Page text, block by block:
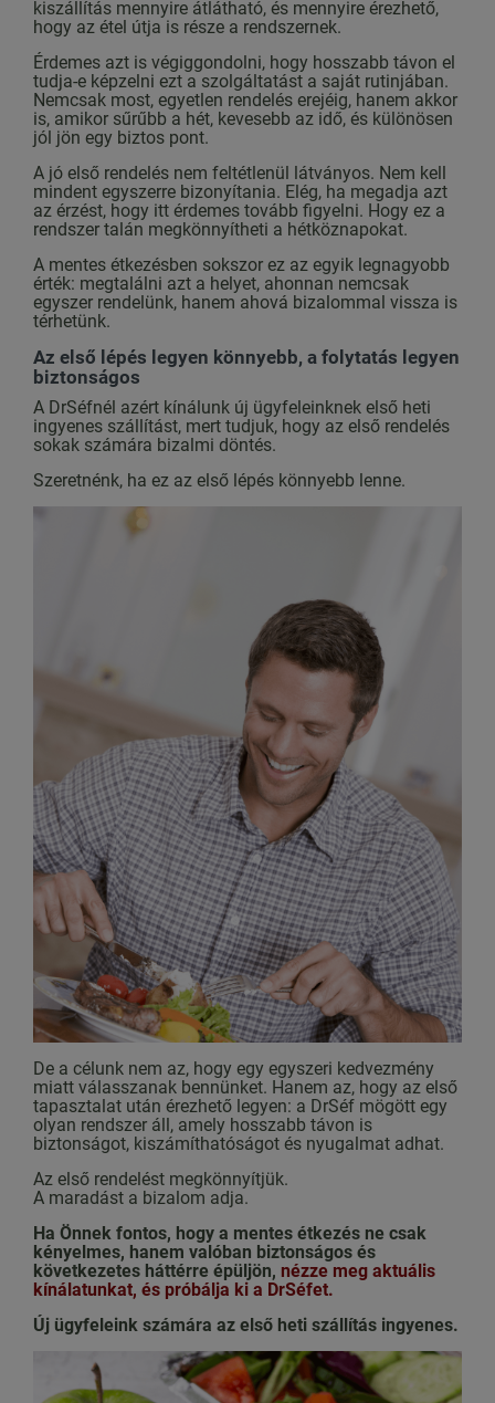
kiszállítás mennyire átlátható, és mennyire érezhető,
hogy az étel útja is része a rendszernek.
Érdemes azt is végiggondolni, hogy hosszabb távon el
tudja-e képzelni ezt a szolgáltatást a saját rutinjában.
Nemcsak most, egyetlen rendelés erejéig, hanem akkor
is, amikor sűrűbb a hét, kevesebb az idő, és különösen
jól jön egy biztos pont.
A jó első rendelés nem feltétlenül látványos. Nem kell
mindent egyszerre bizonyítania. Elég, ha megadja azt
az érzést, hogy itt érdemes tovább figyelni. Hogy ez a
rendszer talán megkönnyítheti a hétköznapokat.
A mentes étkezésben sokszor ez az egyik legnagyobb
érték: megtalálni azt a helyet, ahonnan nemcsak
egyszer rendelünk, hanem ahová bizalommal vissza is
térhetünk.
Az első lépés legyen könnyebb, a folytatás legyen
biztonságos
A DrSéfnél azért kínálunk új ügyfeleinknek első heti
ingyenes szállítást, mert tudjuk, hogy az első rendelés
sokak számára bizalmi döntés.
Szeretnénk, ha ez az első lépés könnyebb lenne.
De a célunk nem az, hogy egy egyszeri kedvezmény
miatt válasszanak bennünket. Hanem az, hogy az első
tapasztalat után érezhető legyen: a DrSéf mögött egy
olyan rendszer áll, amely hosszabb távon is
biztonságot, kiszámíthatóságot és nyugalmat adhat.
Az első rendelést megkönnyítjük.
A maradást a bizalom adja.
Ha Önnek fontos, hogy a mentes étkezés ne csak
kényelmes, hanem valóban biztonságos és
következetes háttérre épüljön, nézze meg aktuális
kínálatunkat, és próbálja ki a DrSéfet.
Új ügyfeleink számára az első heti szállítás ingyenes.